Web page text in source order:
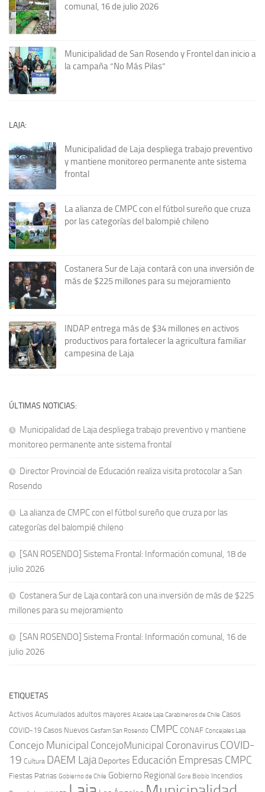
comunal, 16 de julio 2026
Municipalidad de San Rosendo y Frontel dan inicio a
la campaña “No Más Pilas”
LAJA:
Municipalidad de Laja despliega trabajo preventivo
y mantiene monitoreo permanente ante sistema
frontal
La alianza de CMPC con el fútbol sureño que cruza
por las categorías del balompié chileno
Costanera Sur de Laja contará con una inversión de
más de $225 millones para su mejoramiento
INDAP entrega más de $34 millones en activos
productivos para fortalecer la agricultura familiar
campesina de Laja
ÚLTIMAS NOTICIAS:
Municipalidad de Laja despliega trabajo preventivo y mantiene
monitoreo permanente ante sistema frontal
Director Provincial de Educación realiza visita protocolar a San
Rosendo
La alianza de CMPC con el fútbol sureño que cruza por las
categorías del balompié chileno
[SAN ROSENDO] Sistema Frontal: Información comunal, 18 de
julio 2026
Costanera Sur de Laja contará con una inversión de más de $225
millones para su mejoramiento
[SAN ROSENDO] Sistema Frontal: Información comunal, 16 de
julio 2026
ETIQUETAS
Activos Acumulados adultos mayores Alcalde Laja Carabineros de Chile Casos
COVID-19 Casos Nuevos Cesfam San Rosendo CMPC CONAF Concejales Laja
Concejo Municipal ConcejoMunicipal CoronavirusCOVID-
19 Cultura DAEM Laja Deportes Educación Empresas CMPC
Fiestas Patrias Gobierno de Chile Gobierno Regional Gore Biobío Incendios